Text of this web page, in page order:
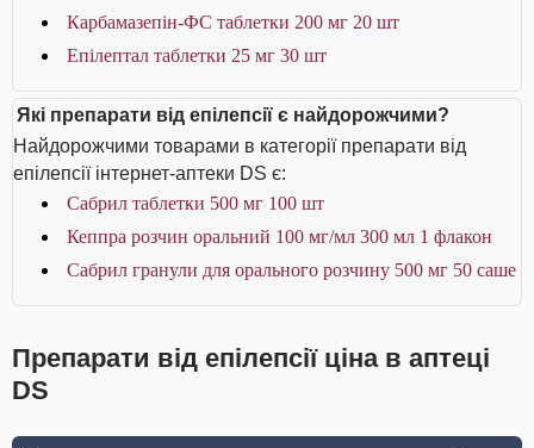
Карбамазепін-ФС таблетки 200 мг 20 шт
Епілептал таблетки 25 мг 30 шт
Які препарати від епілепсії є найдорожчими?
Найдорожчими товарами в категорії препарати від
епілепсії інтернет-аптеки DS є:
Сабрил таблетки 500 мг 100 шт
Кеппра розчин оральний 100 мг/мл 300 мл 1 флакон
Сабрил гранули для орального розчину 500 мг 50 саше
Препарати від епілепсії ціна в аптеці
DS